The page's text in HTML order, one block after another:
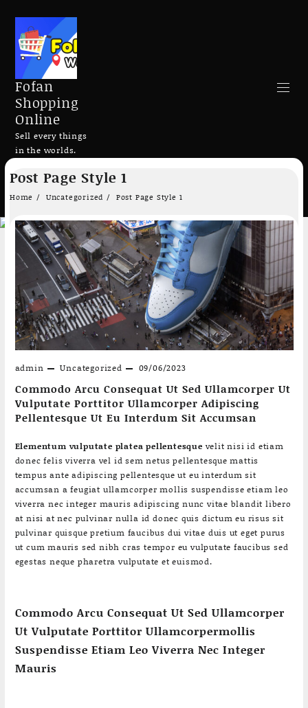
Skip
content
Fofan
Shopping
Online
Sell every things
in the worlds.
Post Page Style 1
Home Uncategorized Post Page Style 1
admin Uncategorized 09/06/2023
Commodo Arcu Consequat Ut Sed Ullamcorper Ut
Vulputate Porttitor Ullamcorper Adipiscing
Pellentesque Ut Eu Interdum Sit Accumsan
Elementum vulputate platea pellentesque velit nisi id etiam
donec felis viverra vel id sem netus pellentesque mattis
tempus ante adipiscing pellentesque ut eu interdum sit
accumsan a feugiat ullamcorper mollis suspendisse etiam leo
viverra nec integer mauris adipiscing nunc vitae blandit libero
at nisi at nec pulvinar nulla id donec quis dictum eu risus sit
pulvinar quisque pretium faucibus dui vitae duis ut eget purus
ut cum mauris sed nibh cras tempor eu vulputate faucibus sed
egestas neque pharetra vulputate et euismod.
Commodo Arcu Consequat Ut Sed Ullamcorper
Ut Vulputate Porttitor Ullamcorpermollis
Suspendisse Etiam Leo Viverra Nec Integer
Mauris
Add to cart Add to cart